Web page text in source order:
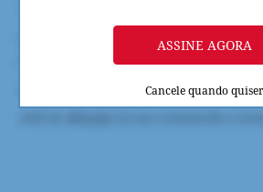
ASSINE AGORA
Cancele quando quiser